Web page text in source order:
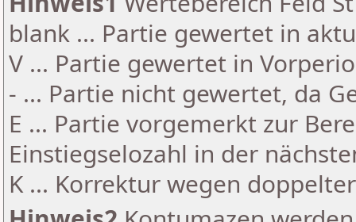
blank ... Partie gewertet in
V ... Partie gewertet in
- ... Partie nicht gewertet, da
E ... Partie vorgemerkt zur
Einstiegselozahl in der
K ... Korrektur wegen